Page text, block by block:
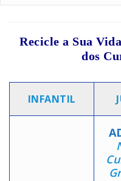
Recicle a Sua
dos
INFANTIL